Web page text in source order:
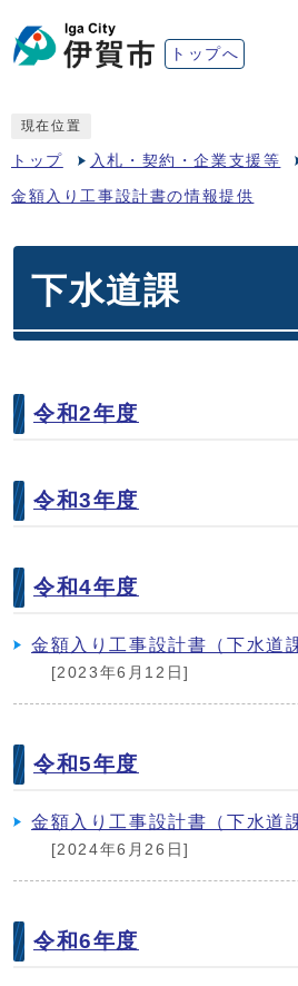
トップへ
現在位置
トップ 入札・契約・企業支援等
金額入り工事設計書の情報提供
下水道課
令和2年度
令和3年度
令和4年度
金額入り工事設計書（下水道
[2023年6月12日]
令和5年度
金額入り工事設計書（下水道
[2024年6月26日]
令和6年度